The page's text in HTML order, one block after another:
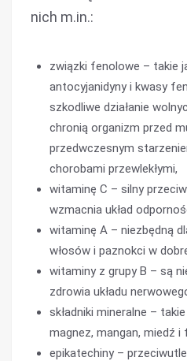
nich m.in.:
związki fenolowe – takie
antocyjanidyny i kwasy
szkodliwe działanie
chronią organizm przed
przedwczesnym
chorobami przewlekłymi,
witaminę C – silny
wzmacnia układ
witaminę A – niezbędną
włosów i paznokci w
witaminy z grupy B – są
zdrowia układu
składniki mineralne –
magnez, mangan, miedź
epikatechiny –